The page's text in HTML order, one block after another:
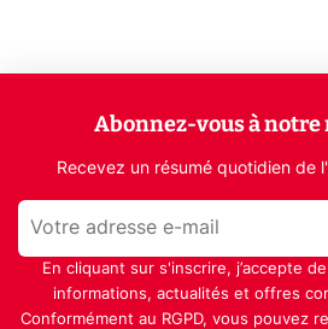
Abonnez-vous à
Recevez un résumé quotidien de
En cliquant sur s'inscrire, j’accepte
informations, actualités et offres
Conformément au RGPD, vous pouvez